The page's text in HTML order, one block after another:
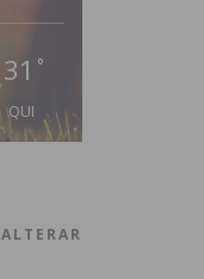
31 °
QUI
ALTERAR